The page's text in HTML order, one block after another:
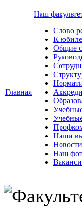
Главная
Наш
Слово
К
Общие
Наши
Новости
Наш